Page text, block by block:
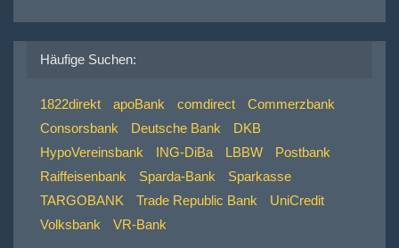
Häufige Suchen:
1822direkt apoBank comdirect
Commerzbank
Consorsbank
Deutsche Bank
DKB
HypoVereinsbank
ING-DiBa LBBW
Postbank
Raiffeisenbank
Sparda-Bank
Sparkasse
TARGOBANK
Trade Republic Bank
UniCredit
Volksbank
VR-Bank